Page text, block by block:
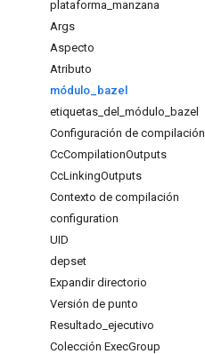
plataforma manzana
Args
Aspecto
Atributo
módulo
bazel
etiquetas del módulo bazel
Configuración de compilación
CcCompilationOutputs
CcLinkingOutputs
Contexto de compilación
configuration
UID
depset
Expandir directorio
Versión de punto
Resultado ejecutivo
Colección ExecGroup